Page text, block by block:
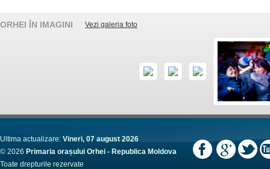
ORHEI ÎN IMAGINI Vezi galeria foto
Ultima actualizare: Vineri, 07 august 2026
© 2026 Primaria orașului Orhei - Republica Moldova
Toate drepturile rezervate